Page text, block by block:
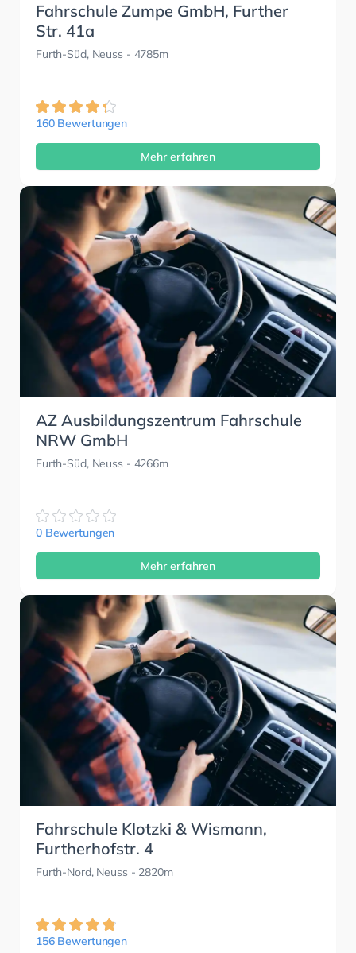
Fahrschule Zumpe GmbH, Further
Str. 41a
Furth-Süd, Neuss - 4785m
160 Bewertungen
Mehr erfahren
AZ Ausbildungszentrum Fahrschule
NRW GmbH
Furth-Süd, Neuss - 4266m
0 Bewertungen
Mehr erfahren
Fahrschule Klotzki & Wismann,
Furtherhofstr. 4
Furth-Nord, Neuss - 2820m
156 Bewertungen